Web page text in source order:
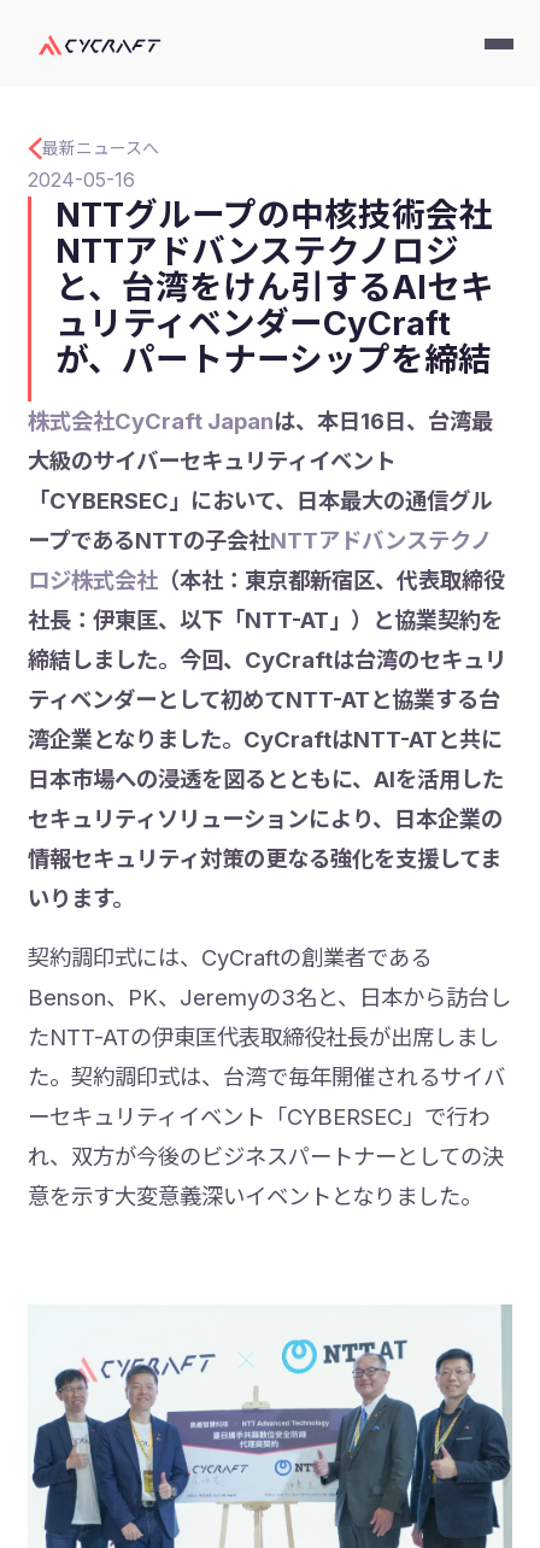
最新ニュースへ
2024-05-16
NTTグループの中核技術会社
NTTアドバンステクノロジ
と、台湾をけん引するAIセキ
ュリティベンダーCyCraft
が、パートナーシップを締結
株式会社CyCraft Japanは、本日16日、台湾最
大級のサイバーセキュリティイベント
「CYBERSEC」において、日本最大の通信グル
ープであるNTTの子会社NTTアドバンステクノ
ロジ株式会社 （本社：東京都新宿区、代表取締役
社長：伊東匡、以下「NTT-AT」）と協業契約を
締結しました。今回、CyCraftは台湾のセキュリ
ティベンダーとして初めてNTT-ATと協業する台
湾企業となりました。CyCraftはNTT-ATと共に
日本市場への浸透を図るとともに、AIを活用した
セキュリティソリューションにより、日本企業の
情報セキュリティ対策の更なる強化を支援してま
いります。
契約調印式には、CyCraftの創業者である
Benson、PK、Jeremyの3名と、日本から訪台し
たNTT-ATの伊東匡代表取締役社長が出席しまし
た。契約調印式は、台湾で毎年開催されるサイバ
ーセキュリティイベント「CYBERSEC」で行わ
れ、双方が今後のビジネスパートナーとしての決
意を示す大変意義深いイベントとなりました。